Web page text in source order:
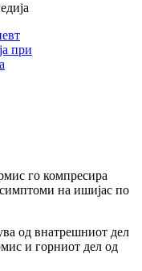
при
го компресира
на ишијас по
од внатрешниот дел
и горниот дел од